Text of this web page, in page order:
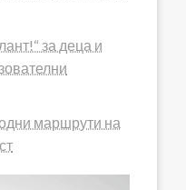
за деца и
маршрути на